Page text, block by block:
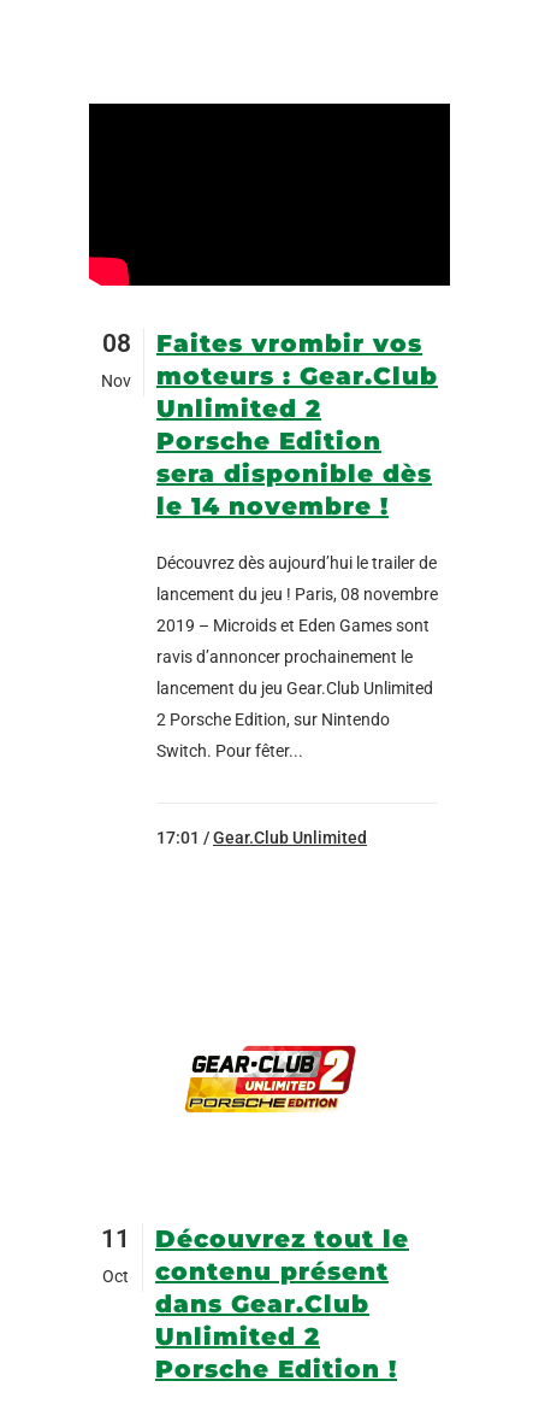
08
Nov
Faites vrombir vos
moteurs : Gear.Club
Unlimited 2
Porsche Edition
sera disponible dès
le 14 novembre !
Découvrez dès aujourd’hui le trailer de
lancement du jeu ! Paris, 08 novembre
2019 – Microids et Eden Games sont
ravis d’annoncer prochainement le
lancement du jeu Gear.Club Unlimited
2 Porsche Edition, sur Nintendo
Switch. Pour fêter...
17:01 /Gear.Club Unlimited
11
Oct
Découvrez tout le
contenu présent
dans Gear.Club
Unlimited 2
Porsche Edition !